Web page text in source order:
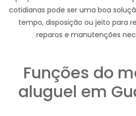
cotidianas pode ser uma boa
tempo, disposição ou jeito para
reparos e manutenções
Funções do
aluguel em